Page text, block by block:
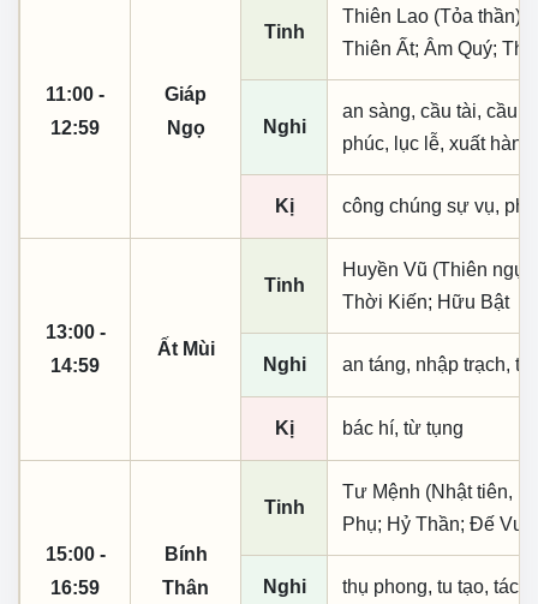
11:00 -
12:59
Giáp
Ngọ
Tinh
Thiên Lao (Tỏa thần);
Thiên Ất; Âm Quý;
Nghi
an sàng, cầu tài, cầu
phúc, lục lễ, xuất
Kị công chúng sự vụ,
13:00 -
14:59
Ất Mùi
Tinh
Huyền Vũ (Thiên
Thời Kiến; Hữu Bật
Nghi an táng, nhập trạch,
Kị bác hí, từ tụng
15:00 -
16:59
Bính
Thân
Tinh
Tư Mệnh (Nhật tiên,
Phụ; Hỷ Thần; Đế
Nghi thụ phong, tu tạo, tác